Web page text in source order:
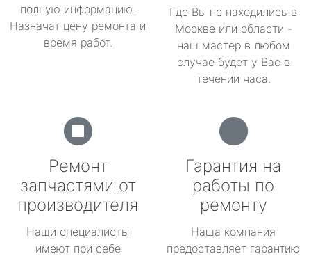
полную информацию.
Назначат цену ремонта и
время работ.
Где Вы не находились в
Москве или области -
наш мастер в любом
случае будет у Вас в
течении часа.
Ремонт
запчастями от
производителя
Наши специалисты
имеют при себе
Гарантия на
работы по
ремонту
Наша компания
предоставляет гарантию